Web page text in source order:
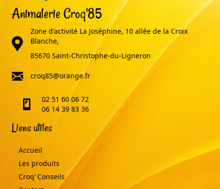
Animalerie Croq'85
adresse
Zone d'activité La Joséphine, 10 allée de la Croix
Blanche,
85670 Saint-Christophe-du-Ligneron
email
croq85@orange.fr
telephone02 51 60 06 72
06 14 39 83 36
Liens utiles
Accueil
Les produits
Croq’ Conseils